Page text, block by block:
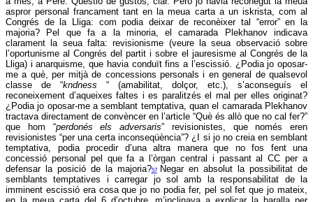
aspror personal francament tant en la meua carta a un iskrista, com al
Congrés de la Lliga: com podia deixar de reconèixer tal “error” en la
majoria? Pel que fa a la minoria, el camarada Plekhanov indicava
clarament la seua falta: revisionisme (veure la seua observació sobre
l’oportunisme al Congrés del partit i sobre el jauresisme al Congrés de la
Lliga) i anarquisme, que havia conduït fins a l’escissió. ¿Podia jo oposar-
me a què, per mitjà de concessions personals i en general de qualsevol
classe de “kndness “ (amabilitat, dolçor, etc.), s’aconseguís el
reconeixement d’aqueixes faltes i es paralitzés el mal per elles originat?
¿Podia jo oposar-me a semblant temptativa, quan el camarada Plekhanov
tractava directament de convèncer en l’article “Què és allò que no cal fer?”
que hom “perdonés els adversaris” revisionistes, que només eren
revisionistes “per una certa inconseqüència”? ¿I si jo no creia en semblant
temptativa, podia procedir d’una altra manera que no fos fent una
concessió personal pel que fa a l’òrgan central i passant al CC per a
defensar la posició de la majoria?57
Negar en absolut la possibilitat de
semblants temptatives i carregar jo sol amb la responsabilitat de la
imminent escissió era cosa que jo no podia fer, pel sol fet que jo mateix,